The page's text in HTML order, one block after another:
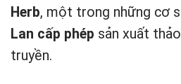
Herb, một trong những cơ
Lan cấp phép sản xuất
truyền.